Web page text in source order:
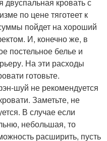
по цене тяготеет к
пойдет на хороший
И, конечно же, в
постельное белье и
На эти расходы
готовьте.
шуй не рекомендуется
Заметьте, не
В случае если
небольшая, то
расширить, пусть